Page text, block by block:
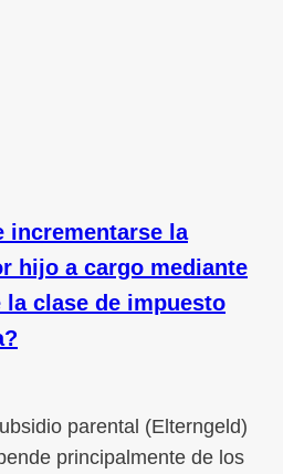
incrementarse la
hijo a cargo mediante
la clase de impuesto
parental (Elterngeld)
principalmente de los